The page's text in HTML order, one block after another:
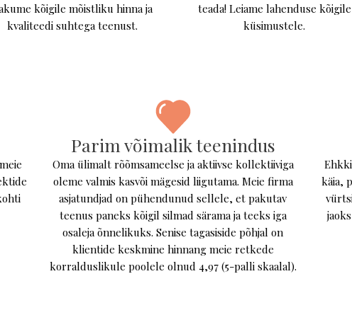
kõigile mõistliku hinna ja
kvaliteedi suhtega teenust.
teada! Leiame lahenduse kõigile
küsimustele.
Parim võimalik teenindus
Oma ülimalt rõõmsameelse ja aktiivse kollektiiviga
oleme valmis kasvõi mägesid liigutama. Meie firma
asjatundjad on pühendunud sellele, et pakutav
teenus paneks kõigil silmad särama ja teeks iga
osaleja õnnelikuks. Senise tagasiside põhjal on
klientide keskmine hinnang meie retkede
korralduslikule poolele olnud 4,97 (5-palli skaalal).
käia,